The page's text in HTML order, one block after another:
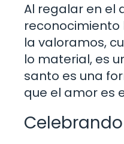
Al regalar en el
la valoramos,
lo material, es
santo es una
que el amor es